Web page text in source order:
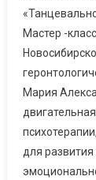
Мастер -
Мария
для